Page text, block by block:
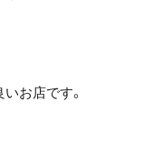
お店です。